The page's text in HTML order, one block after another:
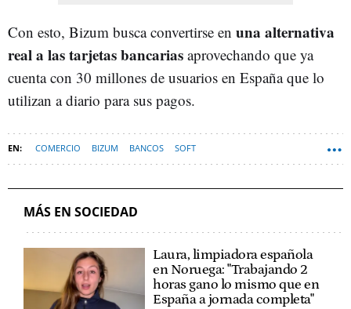
Con esto, Bizum busca convertirse en una alternativa
real a las tarjetas bancarias aprovechando que ya
cuenta con 30 millones de usuarios en España que lo
utilizan a diario para sus pagos.
COMERCIO BIZUM BANCOS SOFT
MÁS EN SOCIEDAD
Laura, limpiadora española
en Noruega: "Trabajando 2
horas gano lo mismo que en
España a jornada completa"